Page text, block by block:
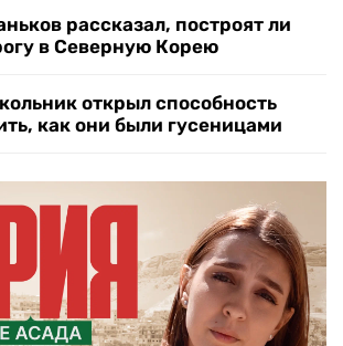
рассказал, построят ли
в Северную Корею
открыл способность
как они были гусеницами